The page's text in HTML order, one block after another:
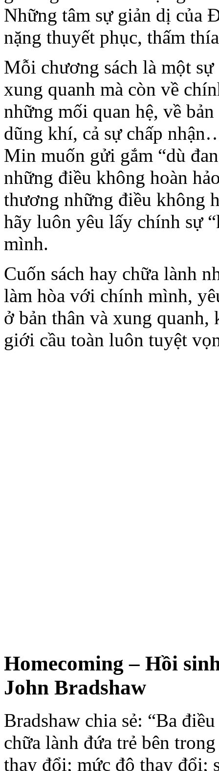
Những tâm sự giản dị của
nặng thuyết phục, thấm
Mỗi chương sách là một
xung quanh mà còn về
những mối quan hệ, về
dũng khí, cả sự chấp
Min muốn gửi gắm “dù
những điều không hoàn
thương những điều không
hãy luôn yêu lấy chính sự
mình.
Cuốn sách hay chữa lành
làm hòa với chính mình,
ở bản thân và xung quanh,
giới cầu toàn luôn tuyệt
Homecoming – Hồi
John Bradshaw
Bradshaw chia sẻ: “Ba
chữa lành đứa trẻ bên
thay đổi; mức độ thay đổi;